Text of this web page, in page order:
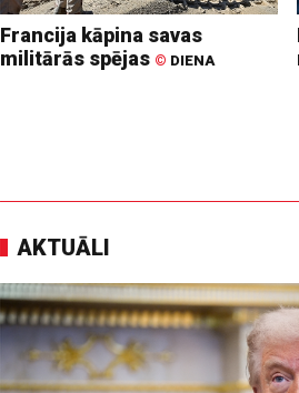
Francija kāpina savas
militārās spējas © DIENA
AKTUĀLI